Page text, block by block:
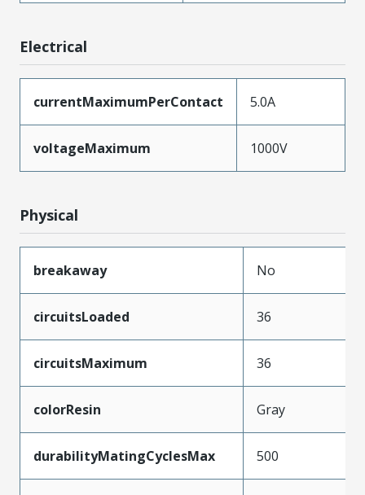
Electrical
currentMaximumPerContact 5.0A
voltageMaximum 1000V
Physical
breakaway No
circuitsLoaded 36
circuitsMaximum 36
colorResin Gray
durabilityMatingCyclesMax 500